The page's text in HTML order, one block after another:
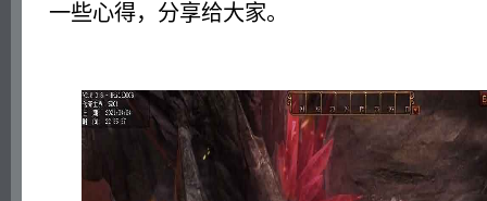
一些心得，分享给大家。